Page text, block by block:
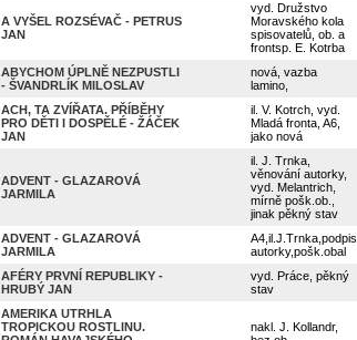
A VYŠEL ROZSÉVAČ - PETRUS
JAN
vyd. Družstvo
Moravského kola
spisovatelů, ob. a
frontsp. E. Kotrba
ABYCHOM ÚPLNĚ NEZPUSTLI
- ŠVANDRLÍK MILOSLAV
nová, vazba
lamino,
ACH, TA ZVÍŘATA. PŘÍBĚHY
PRO DĚTI I DOSPĚLÉ - ŽÁČEK
JAN
il. V. Kotrch, vyd.
Mladá fronta, A6,
jako nová
ADVENT - GLAZAROVÁ
JARMILA
il. J. Trnka,
věnování autorky,
vyd. Melantrich,
mírně pošk.ob.,
jinak pěkný stav
ADVENT - GLAZAROVÁ
JARMILA
A4,il.J.Trnka,podpis
autorky,pošk.obal
AFÉRY PRVNÍ REPUBLIKY -
HRUBÝ JAN
vyd. Práce, pěkný
stav
AMERIKA UTRHLA
TROPICKOU ROSTLINU.
nakl. J. Kollandr,